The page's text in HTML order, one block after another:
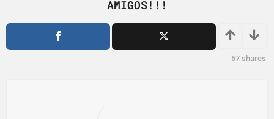
a
i
AMIGOS!!!
57 shares